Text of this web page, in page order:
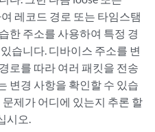
레코드 경로 또는 타임스탬
한 주소를 사용하여 특정 경
습니다. 디바이스 주소를 변
로를 따라 여러 패킷을 전송
변경 사항을 확인할 수 있습
제가 어디에 있는지 추론 할
시오.